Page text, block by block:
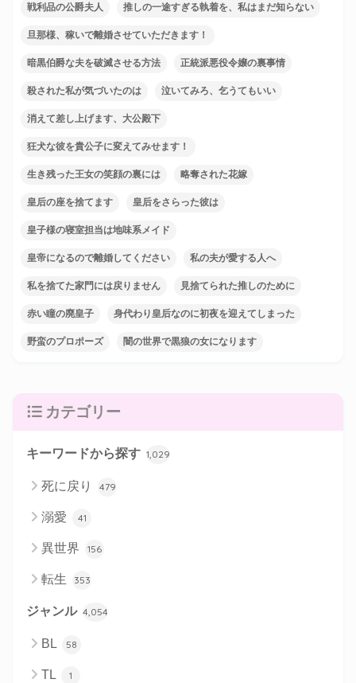
戦利品の公爵夫人 推しの一途すぎる執着を、私はまだ知らない
旦那様、稼いで離婚させていただきます！
暗黒伯爵な夫を破滅させる方法 正統派悪役令嬢の裏事情
殺された私が気づいたのは 泣いてみろ、乞うてもいい
消えて差し上げます、大公殿下
狂犬な彼を貴公子に変えてみせます！
生き残った王女の笑顔の裏には 略奪された花嫁
皇后の座を捨てます 皇后をさらった彼は
皇子様の寝室担当は地味系メイド
皇帝になるので離婚してください 私の夫が愛する人へ
私を捨てた家門には戻りません 見捨てられた推しのために
赤い瞳の廃皇子 身代わり皇后なのに初夜を迎えてしまった
野蛮のプロポーズ 闇の世界で黒狼の女になります
カテゴリー
キーワードから探す 1,029
死に戻り 479
溺愛 41
異世界 156
転生 353
ジャンル 4,054
BL 58
TL 1